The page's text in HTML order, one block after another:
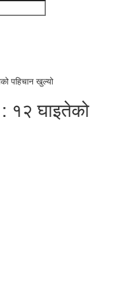
पहिचान खुल्यो
१२ घाइतेको